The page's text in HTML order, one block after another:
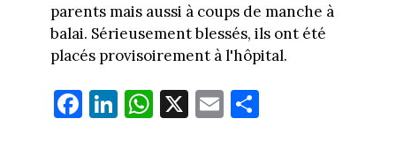
parents mais aussi à coups de manche à
balai. Sérieusement blessés, ils ont été
placés provisoirement à l'hôpital.
Fa
ce
Li
nk
W
ha
X E
m
Pa
rt